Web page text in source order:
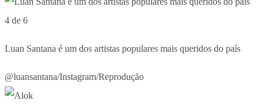
4 de 6
Luan Santana é um dos artistas populares mais queridos do país
@luansantana/Instagram/Reprodução